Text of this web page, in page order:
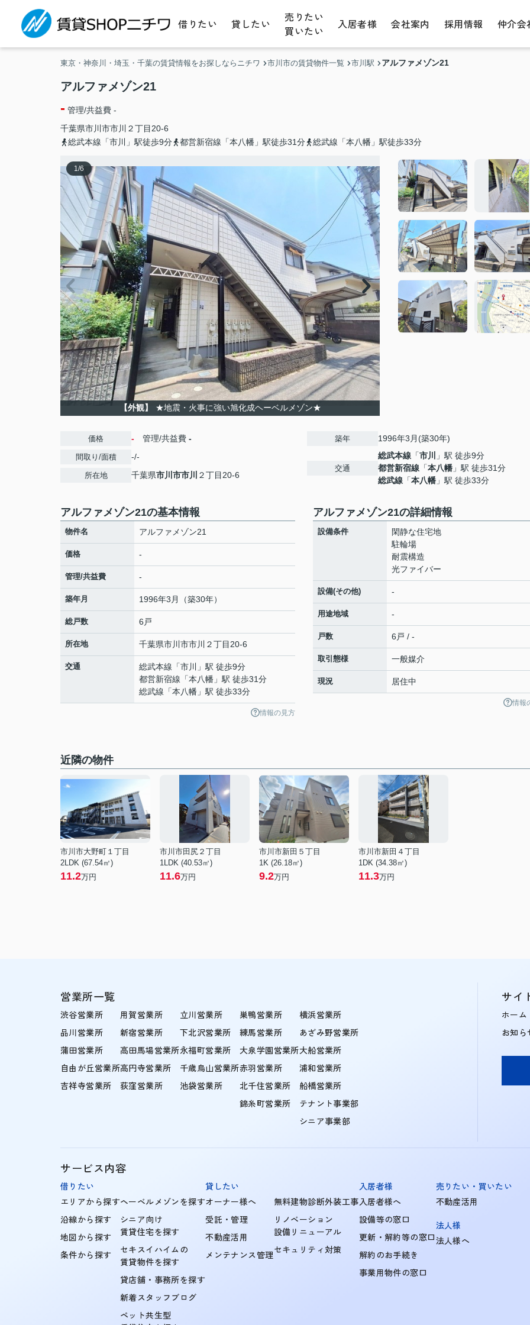
借りたい 貸したい
売りたい
買いたい
入居者様 会社案内 採用情報 仲介会
東京・神奈川・埼玉・千葉の賃貸情報をお探しならニチワ 市川市の賃貸物件一覧 市川駅 アルファメゾン21
アルファメゾン21
- 管理/共益費 -
千葉県市川市市川 ２丁目20-6
総武本線「市川」駅徒歩9分
都営新宿線「本八幡」駅徒歩31分 総武線「本八幡」駅徒歩33分
1/6
【外観】 ★地震・火事に強い旭化成ヘーベルメゾン★
価格 - 管理/共益費 -
間取り/面積 -/-
所在地 千葉県市川市市川 ２丁目20-6
築年 1996年3月(築30年)
交通
総武本線 「市川
」駅 徒歩9分
都営新宿線 「本八幡 」駅 徒歩31分
総武線 「本八幡 」駅 徒歩33分
アルファメゾン21の基本情報
物件名 アルファメゾン21
価格 -
管理/共益費 -
築年月 1996年3月（築30年）
総戸数 6戸
所在地 千葉県市川市市川 ２丁目20-6
交通 総武本線 「市川
」駅 徒歩9分
都営新宿線 「本八幡 」駅 徒歩31分
総武線 「本八幡 」駅 徒歩33分
情報の見方
アルファメゾン21の詳細情報
設備条件
閑静な住宅地
駐輪場
耐震構造
光ファイバー
設備(その他) -
用途地域 -
戸数 6戸 / -
取引態様 一般媒介
現況 居住中
情報
近隣の物件
市川市大野町１丁目
2LDK (67.54㎡)
11.2万円
市川市田尻２丁目
1LDK (40.53㎡)
11.6万円
市川市新田５丁目
1K (26.18㎡)
9.2万円
市川市新田４丁目
1DK (34.38㎡)
11.3万円
営業所一覧
渋谷営業所
品川営業所
蒲田営業所
自由が丘営業所
吉祥寺営業所
用賀営業所
新宿営業所
高田馬場営業所
高円寺営業所
荻窪営業所
立川営業所
下北沢営業所
永福町営業所
千歳烏山営業所
池袋営業所
巣鴨営業所
練馬営業所
大泉学園営業所
赤羽営業所
北千住営業所
錦糸町営業所
横浜営業所
あざみ野営業所
大船営業所
浦和営業所
船橋営業所
テナント事業部
シニア事業部
サイ
ホーム
お知ら
サービス内容
借りたい
エリアから探す
沿線から探す
地図から探す
条件から探す
ヘーベルメゾンを探す
シニア向け
賃貸住宅を探す
セキスイハイムの
賃貸物件を探す
貸店舗・事務所を探す
新着スタッフブログ
ペット共生型
貸したい
オーナー様へ
受託・管理
不動産活用
メンテナンス管理
無料建物診断外装工事
リノベーション
設備リニューアル
セキュリティ対策
入居者様
入居者様へ
設備等の窓口
更新・解約等の窓口
解約のお手続き
事業用物件の窓口
売りたい・買いたい
不動産活用
法人様
法人様へ